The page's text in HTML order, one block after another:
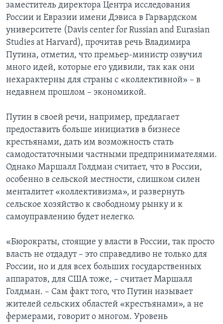
заместитель директора Центра исследования
России и Евразии имени Дэвиса в Гарвардском
университете (Davis center for Russian and Eurasian
Studies at Harvard), прочитав речь Владимира
Путина, отметил, что премьер-министр озвучил
много идей, которые его удивили, так как они
нехарактерны для страны с «коллективной» – в
недавнем прошлом – экономикой.
Путин в своей речи, например, предлагает
предоставить больше инициатив в бизнесе
крестьянами, дать им возможность стать
самодостаточными частными предпринимателями.
Однако Маршалл Голдман считает, что в России,
особенно в сельской местности, слишком силен
менталитет «коллективизма», и развернуть
сельское хозяйство к свободному рынку и к
самоуправлению будет нелегко.
«Бюрократы, стоящие у власти в России, так просто
власть не отдадут – это справедливо не только для
России, но и для всех больших государственных
аппаратов, для США тоже, – считает Маршалл
Голдман. – Сам факт того, что Путин называет
жителей сельских областей «крестьянами», а не
фермерами, говорит о многом. Уровень